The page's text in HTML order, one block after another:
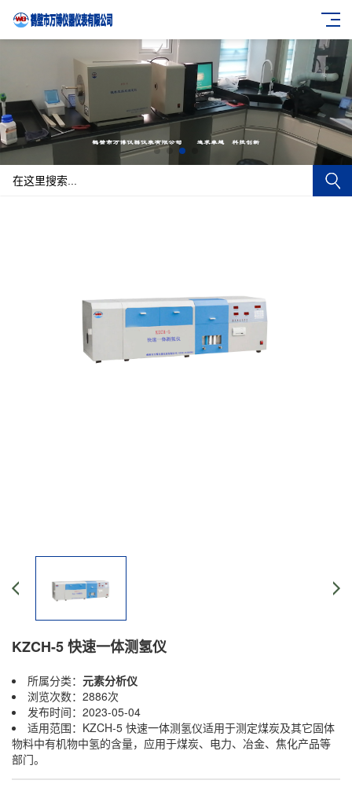
KZCH-5 快速一体测氢仪
所属分类： 元素分析仪
浏览次数：2886次
发布时间：2023-05-04
适用范围：KZCH-5 快速一体测氢仪适用于测定煤炭及其它固体
物料中有机物中氢的含量，应用于煤炭、电力、冶金、焦化产品等
部门。